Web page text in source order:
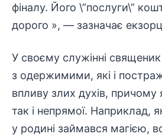
фіналу. Його \”послуги\”
дорого », — зазначає
У своєму служінні
з одержимими, які і
впливу злих духів, причому
так і непрямої. Наприклад,
у родині займався магією,